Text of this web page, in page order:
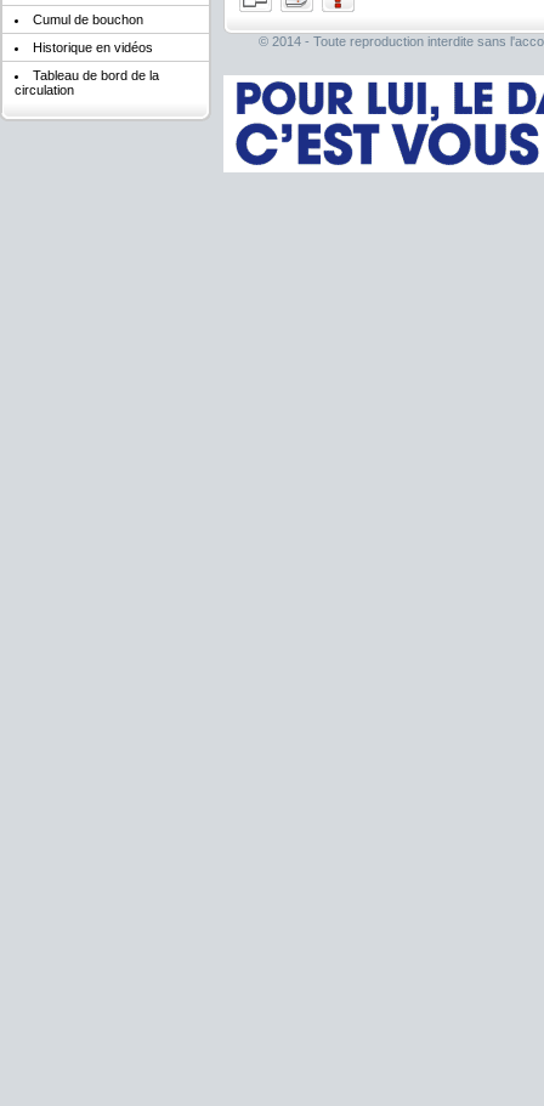
Cumul de bouchon
Historique en vidéos
Tableau de bord de la
circulation
© 2014 - Toute reproduction interdite sans